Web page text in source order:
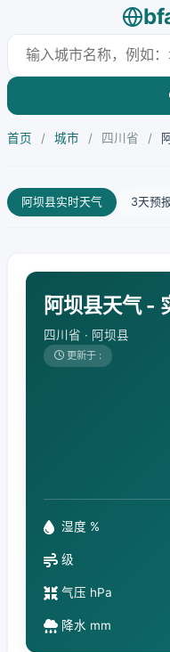
首页 / 城市 / 四川省 /
阿坝县实时天气 3天预
阿坝县天气 -
四川省 · 阿坝县
更新于 :
湿度 %
级
气压 hPa
降水 mm